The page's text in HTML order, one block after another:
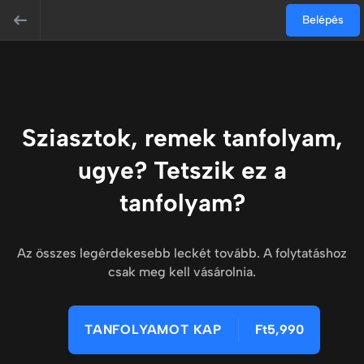
Belépés
Sziasztok, remek tanfolyam,
ugye? Tetszik ez a
tanfolyam?
Az összes legérdekesebb leckét tovább. A folytatáshoz
csak meg kell vásárolnia.
TANFOLYAMOT KAP Ft5,990